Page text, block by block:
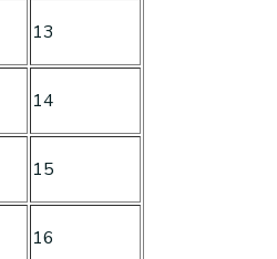
13
14
15
16